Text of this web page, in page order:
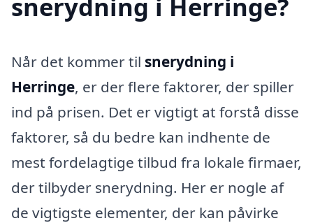
Når det kommer til snerydning i
Herringe, er der flere faktorer, der spiller
ind på prisen. Det er vigtigt at forstå disse
faktorer, så du bedre kan indhente de
mest fordelagtige tilbud fra lokale firmaer,
der tilbyder snerydning. Her er nogle af
de vigtigste elementer, der kan påvirke